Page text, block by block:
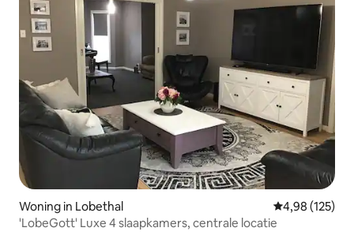
Woning in Lobethal Gemiddelde
4,98 (125)
'LobeGott' Luxe 4 slaapkamers, centrale locatie